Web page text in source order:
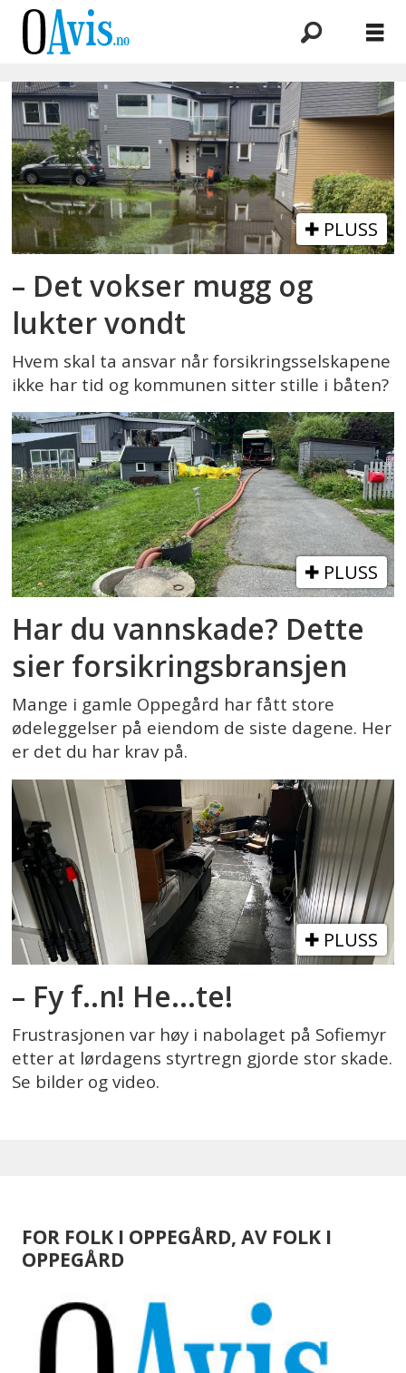
Emne:
vannskade
PLUSS
– Det vokser mugg og
lukter vondt
Hvem skal ta ansvar når forsikringsselskapene
ikke har tid og kommunen sitter stille i båten?
PLUSS
Har du vannskade? Dette
sier forsikringsbransjen
Mange i gamle Oppegård har fått store
ødeleggelser på eiendom de siste dagene. Her
er det du har krav på.
PLUSS
– Fy f..n! He...te!
Frustrasjonen var høy i nabolaget på Sofiemyr
etter at lørdagens styrtregn gjorde stor skade.
Se bilder og video.
FOR FOLK I OPPEGÅRD, AV FOLK I
OPPEGÅRD